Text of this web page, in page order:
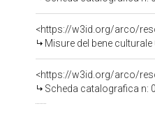
<https://w3id.org/arco/
Misure del bene culturale
<https://w3id.org/arco/
Scheda catalografica n: